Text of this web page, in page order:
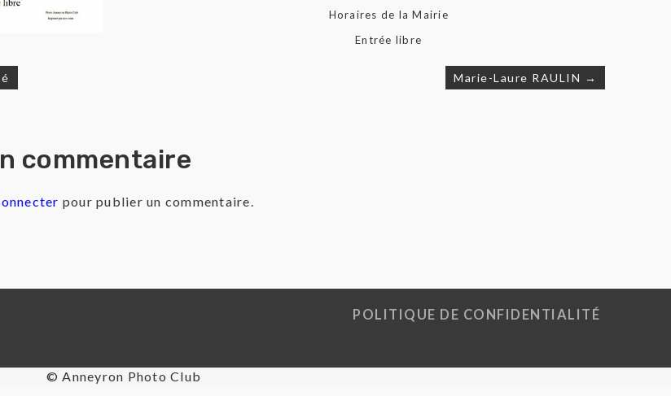
Horaires de la Mairie
Entrée libre
Marie-Laure RAULIN →
commentaire
pour publier un commentaire.
POLITIQUE DE CONFIDENTIALITÉ
© Anneyron Photo Club